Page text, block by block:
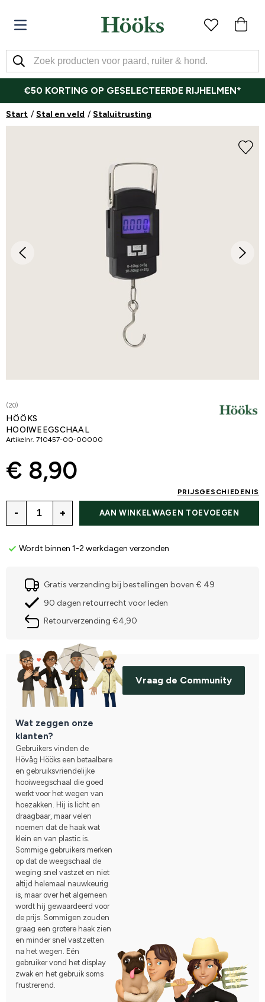
€50 KORTING OP GESELECTEERDE RIJHELMEN*
Start Stal en veld Staluitrusting
(20)
HÖÖKS
HOOIWEEGSCHAAL
Artikelnr. 710457-00-00000
€ 8,90
PRIJSGESCHIEDENIS
- + AAN WINKELWAGEN TOEVOEGEN
Wordt binnen 1-2 werkdagen verzonden
Gratis verzending bij bestellingen boven € 49
90 dagen retourrecht voor leden
Retourverzending €4,90
Vraag de Community
Wat zeggen onze
klanten?
Gebruikers vinden de
Hövåg Hööks een betaalbare
en gebruiksvriendelijke
hooiweegschaal die goed
werkt voor het wegen van
hoezakken. Hij is licht en
draagbaar, maar velen
noemen dat de haak wat
klein en van plastic is.
Sommige gebruikers merken
op dat de weegschaal de
weging snel vastzet en niet
altijd helemaal nauwkeurig
is, maar over het algemeen
wordt hij gewaardeerd voor
de prijs. Sommigen zouden
graag een grotere haak zien
en minder snel vastzetten
na het wegen. Eén
gebruiker vond het display
zwak en het gebruik soms
frustrerend.